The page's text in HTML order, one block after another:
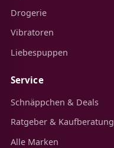
Drogerie
Vibratoren
Liebespuppen
Service
Schnäppchen & Deals
Ratgeber & Kaufberatung
Alle Marken